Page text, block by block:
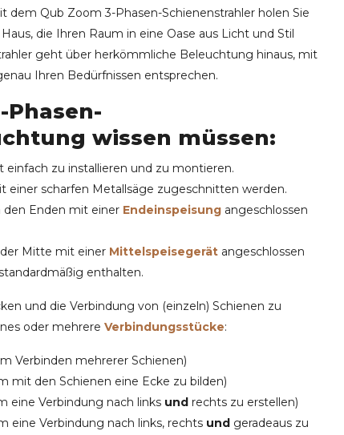
dem Qub Zoom 3-Phasen-Schienenstrahler holen Sie
die Ihren Raum in eine Oase aus Licht und Stil
geht über herkömmliche Beleuchtung hinaus, mit
Ihren Bedürfnissen entsprechen.
Phasen-
wissen müssen:
einfach zu installieren und zu montieren.
einer scharfen Metallsäge zugeschnitten werden.
den Enden mit einer Endeinspeisung angeschlossen
Mitte mit einer Mittelspeisegerät angeschlossen
enthalten.
und die Verbindung von (einzeln) Schienen zu
oder mehrere Verbindungsstücke:
Verbinden mehrerer Schienen)
mit den Schienen eine Ecke zu bilden)
eine Verbindung nach links und rechts zu erstellen)
eine Verbindung nach links, rechts und geradeaus zu